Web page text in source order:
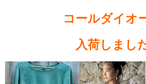
コールダイオ
入荷しまし